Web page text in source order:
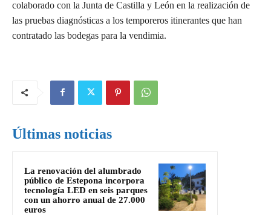
colaborado con la Junta de Castilla y León en la realización de
las pruebas diagnósticas a los temporeros itinerantes que han
contratado las bodegas para la vendimia.
Últimas noticias
La renovación del alumbrado
público de Estepona incorpora
tecnología LED en seis parques
con un ahorro anual de 27.000
euros